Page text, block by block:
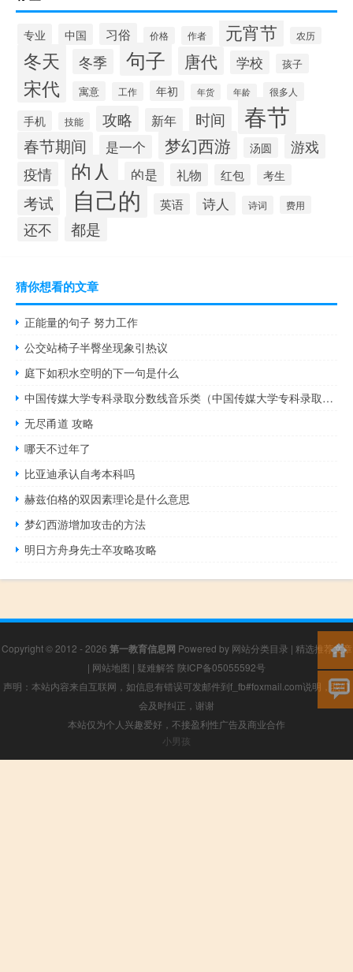
专业 中国 习俗 价格 作者 元宵节 农历
冬天 冬季 句子 唐代 学校 孩子
宋代 寓意 工作 年初 年货 年龄 很多人
手机 技能 攻略 新年 时间 春节
春节期间 是一个 梦幻西游 汤圆
游戏
疫情
的人 的是 礼物 红包 考生
考试 自己的 英语 诗人 诗词 费用
还不 都是
猜你想看的文章
正能量的句子 努力工作
公交站椅子半臀坐现象引热议
庭下如积水空明的下一句是什么
中国传媒大学专科录取分数线音乐类（中国传媒大学专科录取分数线）
无尽甬道 攻略
哪天不过年了
比亚迪承认自考本科吗
赫兹伯格的双因素理论是什么意思
梦幻西游增加攻击的方法
明日方舟身先士卒攻略攻略
Copyright © 2012 - 2026 第一教育信息网 Powered by 网站分类目录 | 精选推荐文章
| 网站地图 | 疑难解答 陕ICP备05055592号
声明：本站内容来自互联网，如信息有错误可发邮件到f_fb#foxmail.com说明，我们
会及时纠正，谢谢
本站仅为个人兴趣爱好，不接盈利性广告及商业合作
小男孩